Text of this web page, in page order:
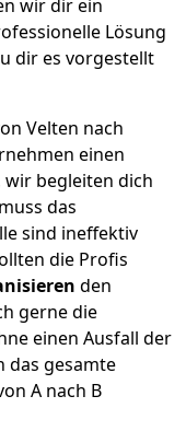
wir dir ein
Lösung
dir es vorgestellt
Velten nach
einen
wir begleiten dich
das
sind ineffektiv
die Profis
den
gerne die
einen Ausfall der
das gesamte
A nach B